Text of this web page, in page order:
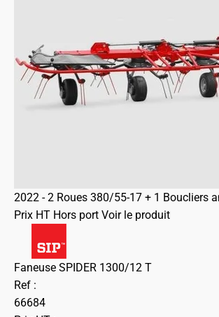
2022 - 2 Roues 380/55-17 + 1 Boucliers
Prix HT Hors port Voir le produit
Faneuse SPIDER 1300/12 T
Ref :
66684